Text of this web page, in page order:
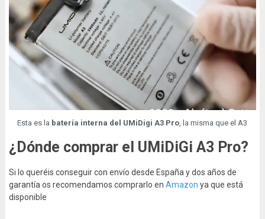
Esta es la batería interna del UMiDigi A3 Pro, la misma que el A3
¿Dónde comprar el UMiDiGi A3 Pro?
Si lo queréis conseguir con envío desde España y dos años de
garantía os recomendamos comprarlo en Amazon ya que está
disponible